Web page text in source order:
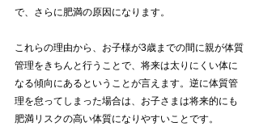
で、さらに肥満の原因になります。
これらの理由から、お子様が3歳までの間に親が体質
管理をきちんと行うことで、将来は太りにくい体に
なる傾向にあるということが言えます。逆に体質管
理を怠ってしまった場合は、お子さまは将来的にも
肥満リスクの高い体質になりやすいことです。